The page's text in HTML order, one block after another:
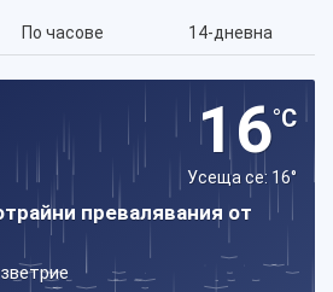
По часове 14-дневна
16°C
Усеща се: 16°
превалявания от